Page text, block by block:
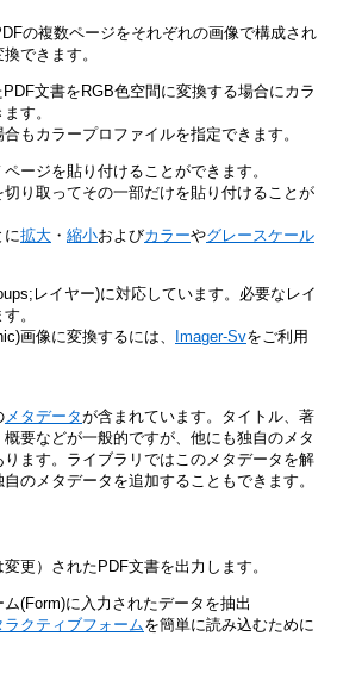
の複数ページをそれぞれの画像で構成され
できます。
文書をRGB色空間に変換する場合にカラ
す。
もカラープロファイルを指定できます。
ージを貼り付けることができます。
り取ってその一部だけを貼り付けることが
に拡大 ・ 縮小およびカラーやグレースケール
レイヤー)に対応しています。必要なレイ
。
画像に変換するには、
Imager-Svをご利用
メタデータが含まれています。タイトル、著
要などが一般的ですが、他にも独自のメタ
ます。ライブラリではこのメタデータを解
のメタデータを追加することもできます。
更）されたPDF文書を出力します。
(Form)に入力されたデータを抽出
ラクティブフォームを簡単に読み込むために